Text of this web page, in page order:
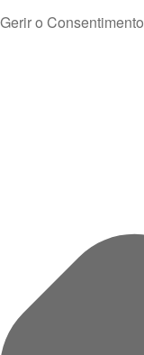
Gerir o Consentimento